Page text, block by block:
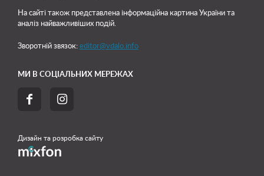
На сайті також представлена інформаційна картина України та
аналіз найважливіших подій.
Зворотній звязок: editor@vdalo.info
МИ В СОЦІАЛЬНИХ МЕРЕЖАХ
 
Дизайн та розробка сайту